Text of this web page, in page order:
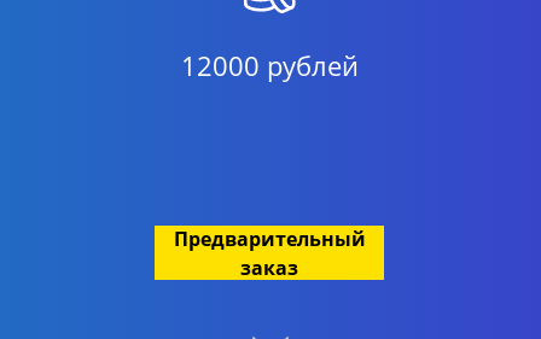
Предварительный
заказ
12000 рублей